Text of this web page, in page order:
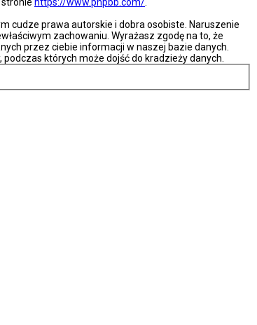
cudze prawa autorskie i dobra osobiste. Naruszenie
zachowaniu. Wyrażasz zgodę na to, że
przez ciebie informacji w naszej bazie danych.
których może dojść do kradzieży danych.